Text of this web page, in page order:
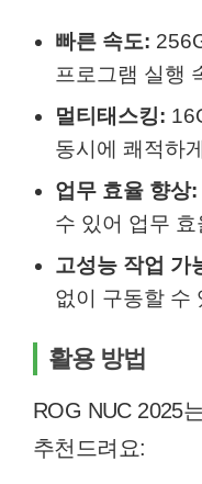
빠른 속도:
프로그램 실행
멀티태스킹:
동시에 쾌적하
업무 효율 향상:
수 있어 업무
고성능 작업 가
없이 구동할 수
활용 방법
ROG NUC 2025
추천드려요: